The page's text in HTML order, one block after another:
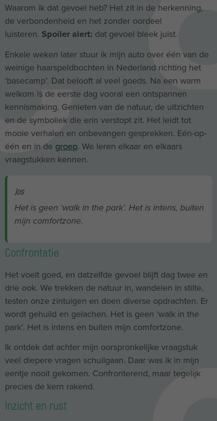
Waarom ik dat gevoel heb? Het zit in de herkenning,
de verbondenheid en het zonder oordeel
luisteren. Spoiler alert: dat gevoel bleek juist.
Enkele weken later stuur ik mijn auto over één van de
weinige haarspeldbochten in Nederland richting het
‘basecamp’. Dat belooft al veel goeds. Na een warm
welkom is de eerste dag vooral een ontspannen
kennismaking. Genieten van de natuur, de uitzichten
en de symboliek die erin verstopt zit. Het leidt tot
mooie verhalen en onbevangen gesprekken. Eén-op-
één en in de groep. We leren elkaar en elkaars
vraagstukken kennen.
Jos
Het is geen ‘walk in the park’. Het is intens, buiten
mijn comfortzone.
Confrontatie
Het voelt goed, en datzelfde gevoel blijft dag twee en
drie ook. We trekken de natuur in, wandelen in stilte,
testen onze zintuigen en doen diverse opdrachten. Er
wordt gehuild en gelachen. Het is geen ‘walk in the
park’. Het is intens en buiten mijn comfortzone.
Ik ontdek dat achter mijn oorspronkelijke vraagstuk
veel diepere vragen schuilgaan. Daar was ik in mijn
eentje nooit gekomen. Confronterend, maar tegelijk
precies de kern rakend.
Inzicht en rust